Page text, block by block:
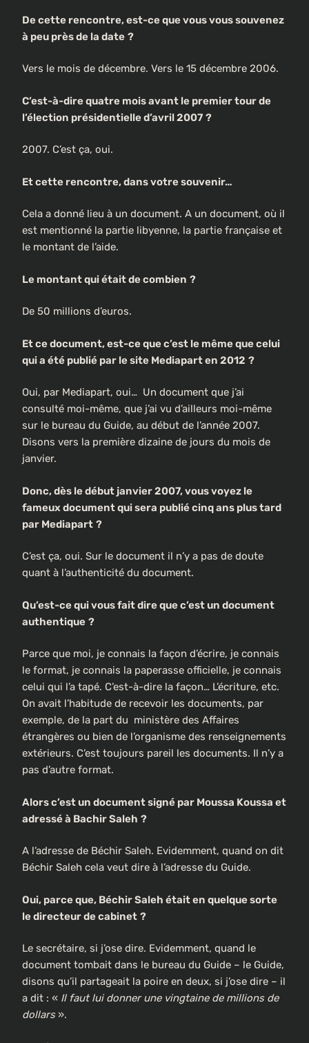
De cette rencontre, est-ce que vous vous souvenez
à peu près de la date ?
Vers le mois de décembre. Vers le 15 décembre 2006.
C’est-à-dire quatre mois avant le premier tour de
l’élection présidentielle d’avril 2007 ?
2007. C’est ça, oui.
Et cette rencontre, dans votre souvenir…
Cela a donné lieu à un document. A un document, où il
est mentionné la partie libyenne, la partie française et
le montant de l’aide.
Le montant qui était de combien ?
De 50 millions d’euros.
Et ce document, est-ce que c’est le même que celui
qui a été publié par le site Mediapart en 2012 ?
Oui, par Mediapart, oui… Un document que j’ai
consulté moi-même, que j’ai vu d’ailleurs moi-même
sur le bureau du Guide, au début de l’année 2007.
Disons vers la première dizaine de jours du mois de
janvier.
Donc, dès le début janvier 2007, vous voyez le
fameux document qui sera publié cinq ans plus tard
par Mediapart ?
C’est ça, oui. Sur le document il n’y a pas de doute
quant à l’authenticité du document.
Qu’est-ce qui vous fait dire que c’est un document
authentique ?
Parce que moi, je connais la façon d’écrire, je connais
le format, je connais la paperasse officielle, je connais
celui qui l’a tapé. C’est-à-dire la façon… L’écriture, etc.
On avait l’habitude de recevoir les documents, par
exemple, de la part du ministère des Affaires
étrangères ou bien de l’organisme des renseignements
extérieurs. C’est toujours pareil les documents. Il n’y a
pas d’autre format.
Alors c’est un document signé par Moussa Koussa et
adressé à Bachir Saleh ?
A l’adresse de Béchir Saleh. Evidemment, quand on dit
Béchir Saleh cela veut dire à l’adresse du Guide.
Oui, parce que, Béchir Saleh était en quelque sorte
le directeur de cabinet ?
Le secrétaire, si j’ose dire. Evidemment, quand le
document tombait dans le bureau du Guide – le Guide,
disons qu’il partageait la poire en deux, si j’ose dire – il
a dit : « Il faut lui donner une vingtaine de millions de
dollars».